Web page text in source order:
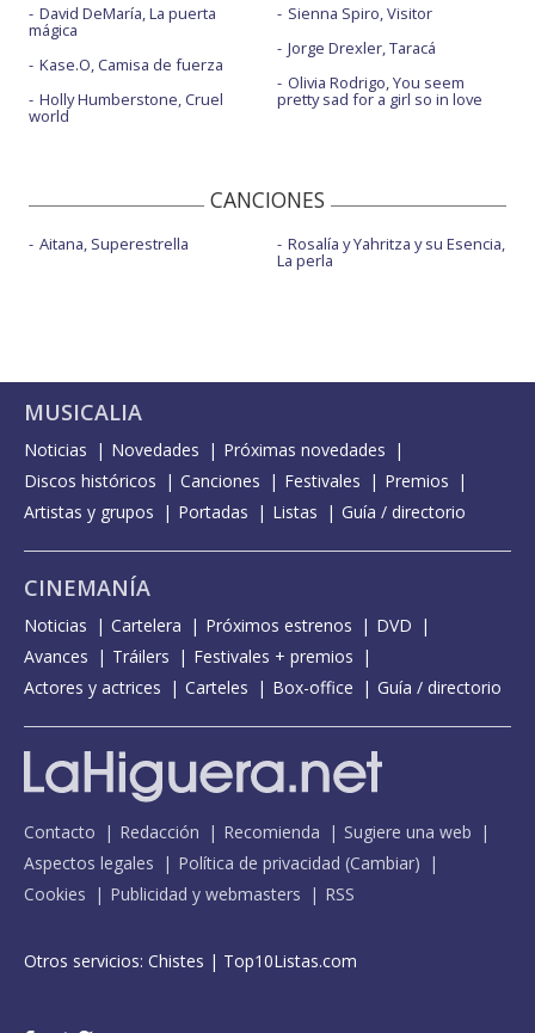
David DeMaría, La puerta
mágica
Kase.O, Camisa de fuerza
Holly Humberstone, Cruel
world
Sienna Spiro, Visitor
Jorge Drexler, Taracá
Olivia Rodrigo, You seem
pretty sad for a girl so in love
CANCIONES
Aitana, Superestrella Rosalía y Yahritza y su Esencia,
La perla
MUSICALIA
Noticias Novedades
Próximas novedades
Discos históricos
Canciones Festivales
Premios
Artistas y grupos
Portadas Listas Guía / directorio
CINEMANÍA
Noticias Cartelera Próximos estrenos
DVD
Avances
Tráilers
Festivales + premios
Actores y actrices
Carteles Box-office Guía / directorio
Contacto Redacción Recomienda
Sugiere una web
Aspectos legales
Política de privacidad (Cambiar)
Cookies
Publicidad y webmasters RSS
Otros servicios: Chistes | Top10Listas.com